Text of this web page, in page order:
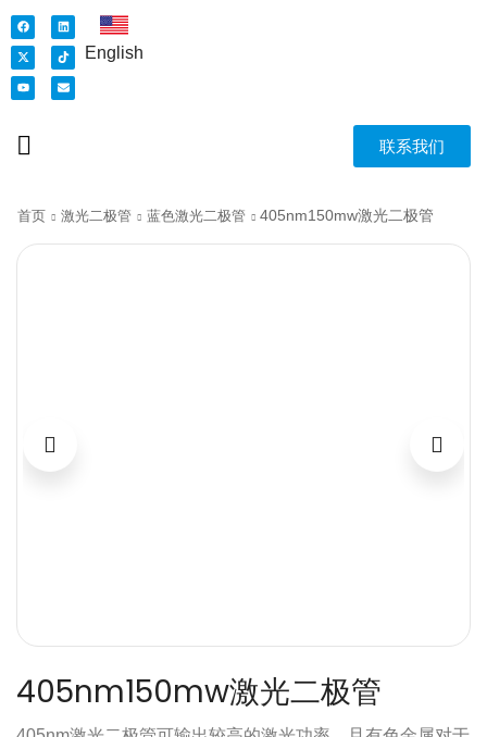
English
联系我们
首页 激光二极管 蓝色激光二极管 405nm150mw激光二极管
405nm150mw激光二极管